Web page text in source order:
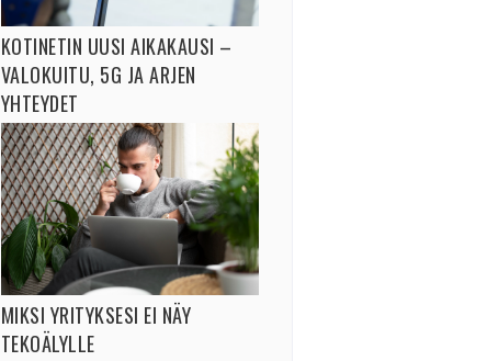
KOTINETIN UUSI AIKAKAUSI –
VALOKUITU, 5G JA ARJEN
YHTEYDET
MIKSI YRITYKSESI EI NÄY
TEKOÄLYLLE